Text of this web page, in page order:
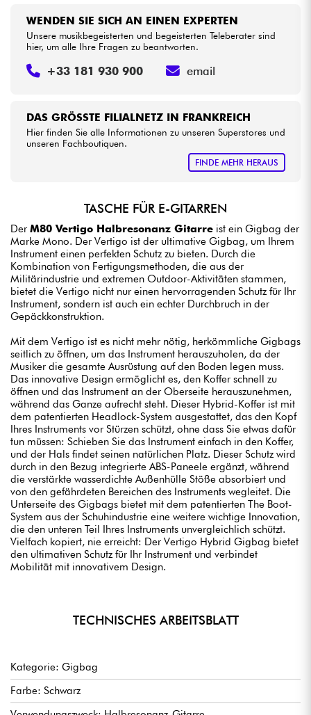
DAS GRÖSSTE FILIALNETZ IN FRANKREICH
Hier finden Sie alle Informationen zu unseren Superstores und
unseren Fachboutiquen.
FINDE MEHR HERAUS
WENDEN SIE SICH AN EINEN EXPERTEN
Unsere musikbegeisterten und begeisterten Teleberater sind
hier, um alle Ihre Fragen zu beantworten.
+33 181 930 900 email
TASCHE FÜR E-GITARREN
Der M80 Vertigo Halbresonanz Gitarre ist ein Gigbag der
Marke Mono. Der Vertigo ist der ultimative Gigbag, um Ihrem
Instrument einen perfekten Schutz zu bieten. Durch die
Kombination von Fertigungsmethoden, die aus der
Militärindustrie und extremen Outdoor-Aktivitäten stammen,
bietet die Vertigo nicht nur einen hervorragenden Schutz für Ihr
Instrument, sondern ist auch ein echter Durchbruch in der
Gepäckkonstruktion.
Mit dem Vertigo ist es nicht mehr nötig, herkömmliche Gigbags
seitlich zu öffnen, um das Instrument herauszuholen, da der
Musiker die gesamte Ausrüstung auf den Boden legen muss.
Das innovative Design ermöglicht es, den Koffer schnell zu
öffnen und das Instrument an der Oberseite herauszunehmen,
während das Ganze aufrecht steht. Dieser Hybrid-Koffer ist mit
dem patentierten Headlock-System ausgestattet, das den Kopf
Ihres Instruments vor Stürzen schützt, ohne dass Sie etwas dafür
tun müssen: Schieben Sie das Instrument einfach in den Koffer,
und der Hals findet seinen natürlichen Platz. Dieser Schutz wird
durch in den Bezug integrierte ABS-Paneele ergänzt, während
die verstärkte wasserdichte Außenhülle Stöße absorbiert und
von den gefährdeten Bereichen des Instruments wegleitet. Die
Unterseite des Gigbags bietet mit dem patentierten The Boot-
System aus der Schuhindustrie eine weitere wichtige Innovation,
die den unteren Teil Ihres Instruments unvergleichlich schützt.
Vielfach kopiert, nie erreicht: Der Vertigo Hybrid Gigbag bietet
den ultimativen Schutz für Ihr Instrument und verbindet
Mobilität mit innovativem Design.
TECHNISCHES ARBEITSBLATT
Kategorie: Gigbag
Farbe: Schwarz